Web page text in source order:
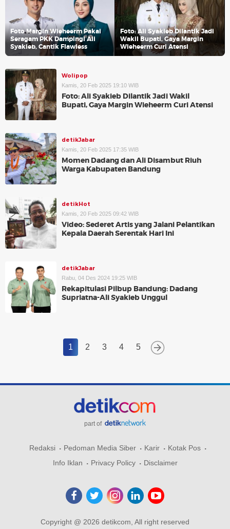
Foto Margin Wieheerm Pakai
Seragam PKK Dampingi Ali
Syakieb, Cantik Flawless
Foto: Ali Syakieb Dilantik Jadi
Wakil Bupati, Gaya Margin
Wieheerm Curi Atensi
Wolipop
Kamis, 20 Feb 2025 19:10 WIB
Foto: Ali Syakieb Dilantik Jadi Wakil
Bupati, Gaya Margin Wieheerm Curi Atensi
detikJabar
Kamis, 20 Feb 2025 17:35 WIB
Momen Dadang dan Ali Disambut Riuh
Warga Kabupaten Bandung
detikHot
Kamis, 20 Feb 2025 09:42 WIB
Video: Sederet Artis yang Jalani Pelantikan
Kepala Daerah Serentak Hari Ini
detikJabar
Rabu, 04 Des 2024 19:25 WIB
Rekapitulasi Pilbup Bandung: Dadang
Supriatna-Ali Syakieb Unggul
1 2 3 4 5
part of
Redaksi Pedoman Media Siber Karir
Kotak Pos
Info Iklan
Privacy Policy Disclaimer
Copyright @ 2026 detikcom, All right reserved